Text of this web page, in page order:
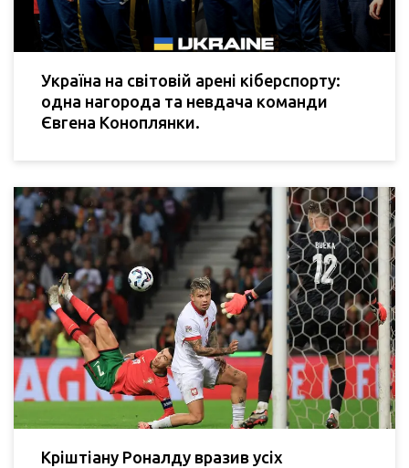
Україна на світовій арені кіберспорту:
одна нагорода та невдача команди
Євгена Коноплянки.
Кріштіану Роналду вразив усіх